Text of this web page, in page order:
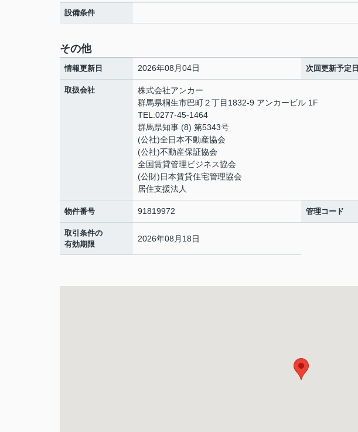
設備条件
その他
情報更新日 2026年08月04日 次回更新予定日
取扱会社
株式会社アンカー
群馬県桐生市巴町２丁目1832-9 アンカービル 1F
TEL:0277-45-1464
群馬県知事 (8) 第5343号
(公社)全日本不動産協会
(公社)不動産保証協会
全国賃貸管理ビジネス協会
(公財)日本賃貸住宅管理協会
居住支援法人
物件番号 91819972 管理コード
取引条件の
有効期限
2026年08月18日